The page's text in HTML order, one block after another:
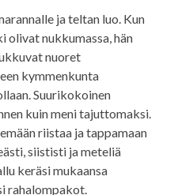
ja teltan luo. Kun
olivat nukkumassa, hän
nuoret
kymmenkunta
Suurikokoinen
kuin meni tajuttomaksi.
riistaa ja tappamaan
siististi ja meteliä
keräsi mukaansa
rahalompakot.